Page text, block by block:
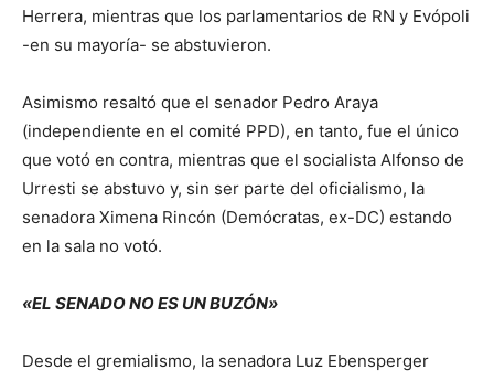
Herrera, mientras que los parlamentarios de RN y Evópoli
-en su mayoría- se abstuvieron.
Asimismo resaltó que el senador Pedro Araya
(independiente en el comité PPD), en tanto, fue el único
que votó en contra, mientras que el socialista Alfonso de
Urresti se abstuvo y, sin ser parte del oficialismo, la
senadora Ximena Rincón (Demócratas, ex-DC) estando
en la sala no votó.
«EL SENADO NO ES UN BUZÓN»
Desde el gremialismo, la senadora Luz Ebensperger